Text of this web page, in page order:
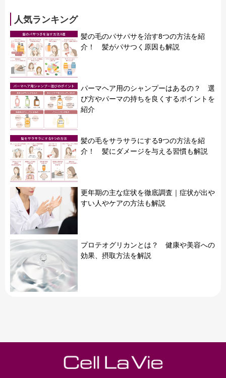
人気ランキング
髪の毛のパサパサを治す8つの方法を紹
介！ 髪がパサつく原因も解説
パーマヘア用のシャンプーはあるの？ 選
び方やパーマの持ちを良くするポイントを
紹介
髪の毛をサラサラにする9つの方法を紹
介！ 髪にダメージを与える習慣も解説
更年期の主な症状を徹底調査｜症状が出や
すい人やケアの方法も解説
プロテオグリカンとは？ 健康や美容への
効果、摂取方法を解説